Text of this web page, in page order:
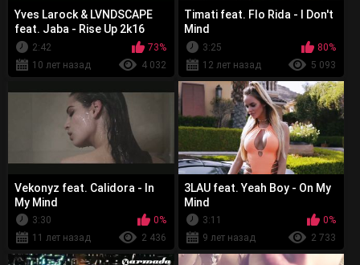
Yves Larock & LVNDSCAPE
feat. Jaba - Rise Up 2k16
2:42
73%
10 лет назад
4 032
Timati feat. Flo Rida - I Don't
Mind
3:25
80%
12 лет назад
5 093
Vekonyz feat. Calidora - In
My Mind
3:30
0%
11 лет назад
2 436
3LAU feat. Yeah Boy - On My
Mind
3:11
0%
9 лет назад
2 733